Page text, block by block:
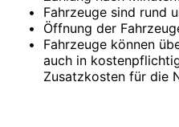
Reifen
Sicherheit
MINI Clubman Zubehör
Transport & Gepäck
Exterieur
•
Fahrzeuge sind rund
•
Öffnung der
•
Fahrzeuge können
auch in
Zusatzkosten für die